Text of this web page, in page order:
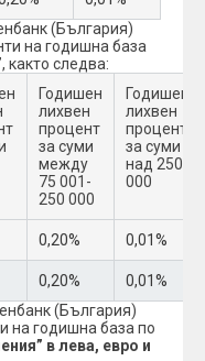
(България)
на годишна база
, както следва:
Годишен
лихвен
процент
за суми
между
75 001-
250 000
Годишен
лихвен
процент
за суми
над 250
000
0,20% 0,01%
0,20%
0,01%
(България)
на годишна база по
в лева, евро и